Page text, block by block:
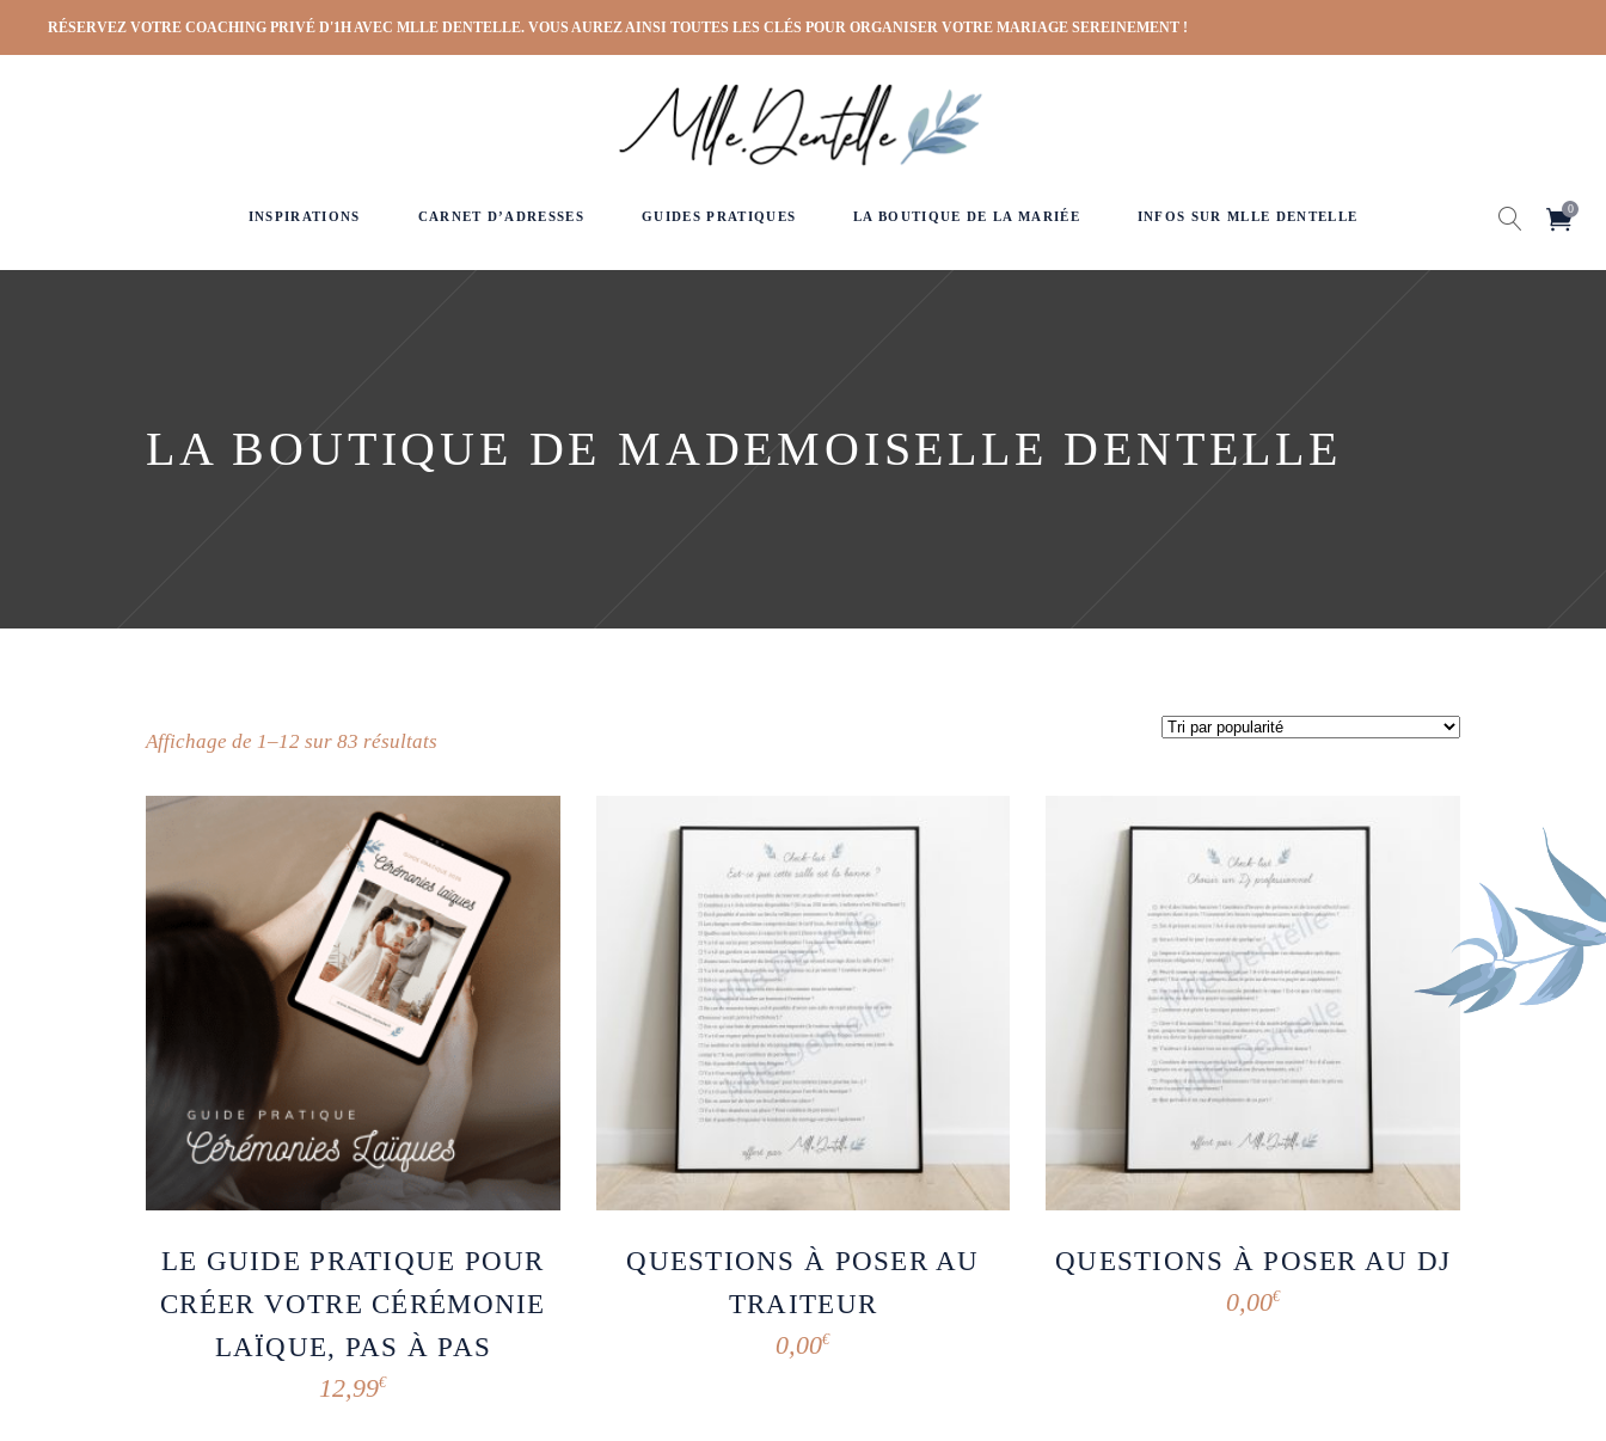
RÉSERVEZ VOTRE COACHING PRIVÉ D'1H AVEC MLLE DENTELLE. VOUS AUREZ AINSI TOUTES LES CLÉS POUR ORGANISER VOTRE MARIAGE SEREINEMENT !
INSPIRATIONS CARNET D’ADRESSES GUIDES PRATIQUES LA BOUTIQUE DE LA MARIÉE INFOS SUR MLLE DENTELLE
0
LA BOUTIQUE DE MADEMOISELLE DENTELLE
Affichage de 1–12 sur 83 résultats
LE GUIDE PRATIQUE POUR
CRÉER VOTRE CÉRÉMONIE
LAÏQUE, PAS À PAS
12,99€
QUESTIONS À POSER AU
TRAITEUR
0,00€
QUESTIONS À POSER AU DJ
0,00€